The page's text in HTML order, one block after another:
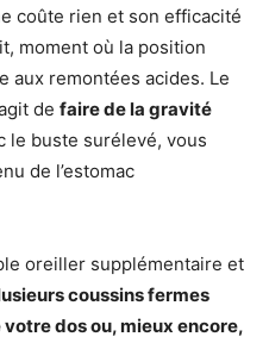
coûte rien et son efficacité
moment où la position
aux remontées acides. Le
de faire de la gravité
le buste surélevé, vous
de l’estomac
oreiller supplémentaire et
coussins fermes
dos ou, mieux encore,